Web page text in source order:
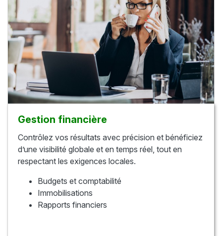
Gestion financière
Contrôlez vos résultats avec précision et bénéficiez
d’une visibilité globale et en temps réel, tout en
respectant les exigences locales.
Budgets et comptabilité
Immobilisations
Rapports financiers